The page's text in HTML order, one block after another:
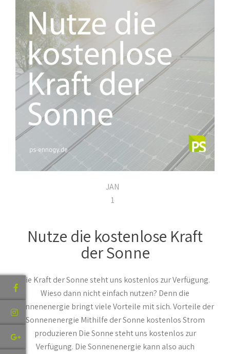
JAN
1
Nutze die kostenlose Kraft
der Sonne
Die Kraft der Sonne steht uns kostenlos zur Verfügung.
Wieso dann nicht einfach nutzen? Denn die
Sonnenenergie bringt viele Vorteile mit sich. Vorteile der
Sonnenenergie Mithilfe der Sonne kostenlos Strom
produzieren Die Sonne steht uns kostenlos zur
Verfügung. Die Sonnenenergie kann also auch